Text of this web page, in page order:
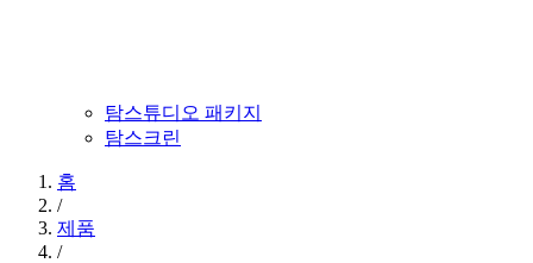
탐스튜디오 패키지
탐스크린
홈
/
제품
/